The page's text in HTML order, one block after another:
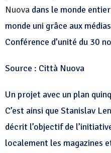
Nuova dans le monde
monde uni grâce aux
Conférence d’unité du 30
Source : Città Nuova
Un projet avec un plan
C’est ainsi que Stanislav
décrit l’objectif de
localement les magazines